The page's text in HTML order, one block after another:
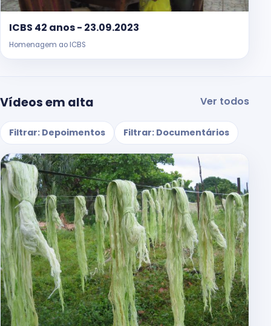
ICBS 42 anos - 23.09.2023
Homenagem ao ICBS
Vídeos em alta Ver todos
Filtrar: Depoimentos Filtrar: Documentários